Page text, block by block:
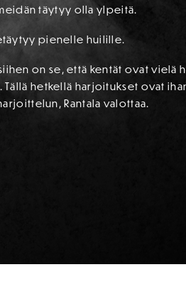
täytyy olla ylpeitä.
pienelle huilille.
on se, että kentät ovat vielä
hetkellä harjoitukset ovat
Rantala valottaa.